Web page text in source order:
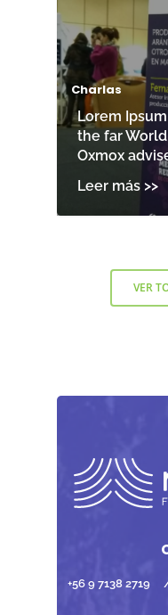
Charlas
Lorem
the far
Oxmox
VER
+56 9 7138 2719